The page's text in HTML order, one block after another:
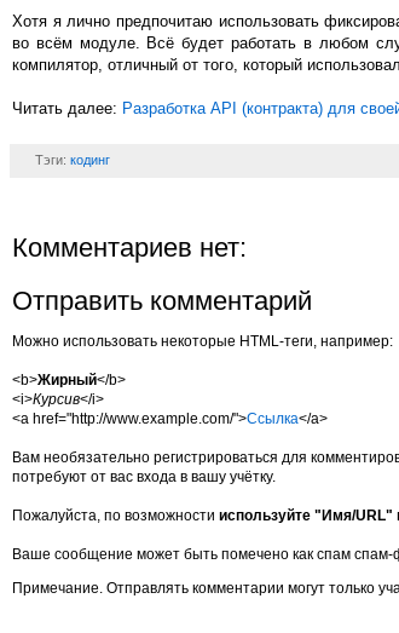
Хотя я лично предпочитаю использовать
во всём модуле. Всё будет работать в любом
компилятор, отличный от того, который
Читать далее: Разработка API (контракта) для
Тэги: кодинг
Комментариев нет:
Отправить комментарий
Можно использовать некоторые HTML-теги, например:
<b>Жирный</b>
<i>Курсив</i>
<a href="http://www.example.com/">Ссылка</a>
Вам необязательно регистрироваться для
потребуют от вас входа в вашу учётку.
Пожалуйста, по возможности используйте "Имя/
Ваше сообщение может быть помечено как спам спам-
Примечание. Отправлять комментарии могут только